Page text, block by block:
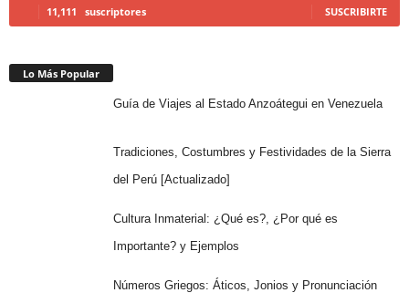
11,111 suscriptores SUSCRIBIRTE
Lo Más Popular
Guía de Viajes al Estado Anzoátegui en Venezuela
Tradiciones, Costumbres y Festividades de la Sierra
del Perú [Actualizado]
Cultura Inmaterial: ¿Qué es?, ¿Por qué es
Importante? y Ejemplos
Números Griegos: Áticos, Jonios y Pronunciación